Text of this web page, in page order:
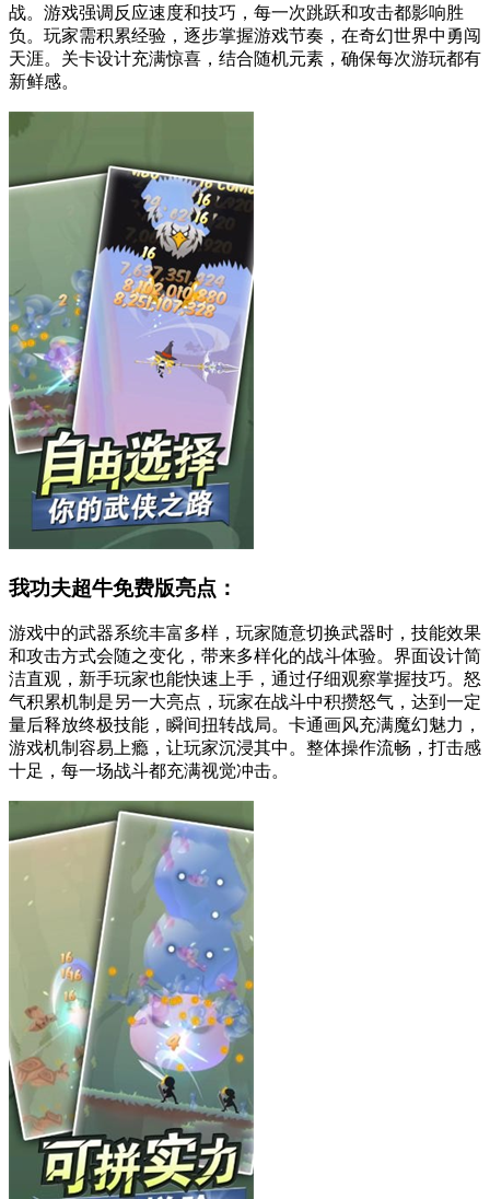
战。游戏强调反应速度和技巧，每一次跳跃和攻击都影响胜
负。玩家需积累经验，逐步掌握游戏节奏，在奇幻世界中勇闯
天涯。关卡设计充满惊喜，结合随机元素，确保每次游玩都有
新鲜感。
我功夫超牛免费版亮点：
游戏中的武器系统丰富多样，玩家随意切换武器时，技能效果
和攻击方式会随之变化，带来多样化的战斗体验。界面设计简
洁直观，新手玩家也能快速上手，通过仔细观察掌握技巧。怒
气积累机制是另一大亮点，玩家在战斗中积攒怒气，达到一定
量后释放终极技能，瞬间扭转战局。卡通画风充满魔幻魅力，
游戏机制容易上瘾，让玩家沉浸其中。整体操作流畅，打击感
十足，每一场战斗都充满视觉冲击。